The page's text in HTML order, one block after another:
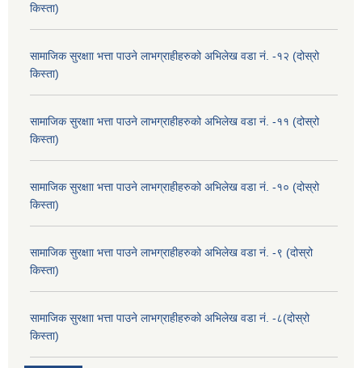
किस्ता)
सामाजिक सुरक्षाा भत्ता पाउने लाभग्राहीहरुको अभिलेख वडा नं. -१२ (दोस्रो
किस्ता)
सामाजिक सुरक्षाा भत्ता पाउने लाभग्राहीहरुको अभिलेख वडा नं. -११ (दोस्रो
किस्ता)
सामाजिक सुरक्षाा भत्ता पाउने लाभग्राहीहरुको अभिलेख वडा नं. -१० (दोस्रो
किस्ता)
सामाजिक सुरक्षाा भत्ता पाउने लाभग्राहीहरुको अभिलेख वडा नं. -९ (दोस्रो
किस्ता)
सामाजिक सुरक्षाा भत्ता पाउने लाभग्राहीहरुको अभिलेख वडा नं. -८(दोस्रो
किस्ता)